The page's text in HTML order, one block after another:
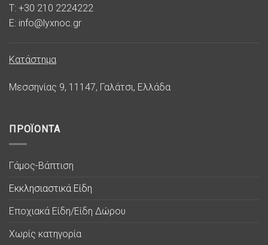
T: +30 210 2224222
E: info@lyxnoc.gr
Κατάστημα
Μεσσηνίας 9, 11147, Γαλάτσι, Ελλάδα
ΠΡΟΪΟΝΤΑ
Γάμος-Βάπτιση
Εκκλησιαστικά Είδη
Εποχιακά Είδη/Είδη Δώρου
Χωρίς κατηγορία